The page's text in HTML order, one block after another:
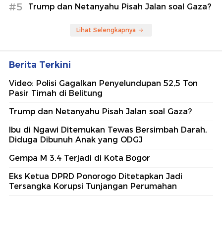
#5 Trump dan Netanyahu Pisah Jalan soal Gaza?
Lihat Selengkapnya
Berita Terkini
Video: Polisi Gagalkan Penyelundupan 52,5 Ton
Pasir Timah di Belitung
Trump dan Netanyahu Pisah Jalan soal Gaza?
Ibu di Ngawi Ditemukan Tewas Bersimbah Darah,
Diduga Dibunuh Anak yang ODGJ
Gempa M 3,4 Terjadi di Kota Bogor
Eks Ketua DPRD Ponorogo Ditetapkan Jadi
Tersangka Korupsi Tunjangan Perumahan